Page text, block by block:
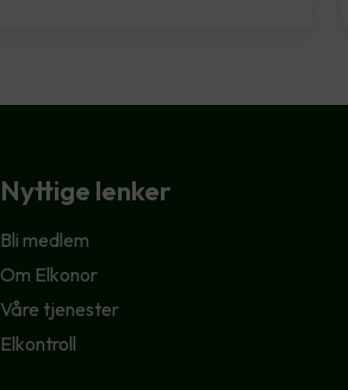
Nyttige lenker
Bli medlem
Om Elkonor
Våre tjenester
Elkontroll